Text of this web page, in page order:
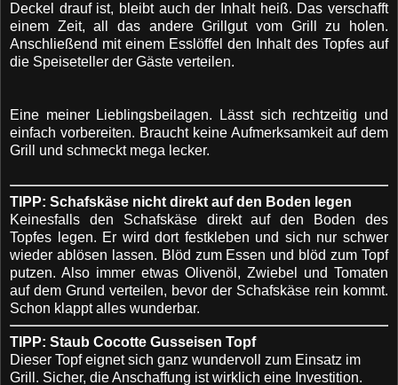
Deckel drauf ist, bleibt auch der Inhalt heiß. Das verschafft
einem Zeit, all das andere Grillgut vom Grill zu holen.
Anschließend mit einem Esslöffel den Inhalt des Topfes auf
die Speiseteller der Gäste verteilen.
Eine meiner Lieblingsbeilagen. Lässt sich rechtzeitig und
einfach vorbereiten. Braucht keine Aufmerksamkeit auf dem
Grill und schmeckt mega lecker.
TIPP: Schafskäse nicht direkt auf den Boden legen
Keinesfalls den Schafskäse direkt auf den Boden des
Topfes legen. Er wird dort festkleben und sich nur schwer
wieder ablösen lassen. Blöd zum Essen und blöd zum Topf
putzen. Also immer etwas Olivenöl, Zwiebel und Tomaten
auf dem Grund verteilen, bevor der Schafskäse rein kommt.
Schon klappt alles wunderbar.
TIPP: Staub Cocotte Gusseisen Topf
Dieser Topf eignet sich ganz wundervoll zum Einsatz im
Grill. Sicher, die Anschaffung ist wirklich eine Investition.